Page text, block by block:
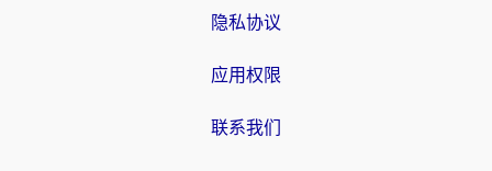
隐私协议
应用权限
联系我们